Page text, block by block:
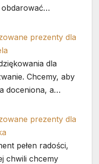
obdarować…
prezenty dla
dla
Chcemy, aby
doceniona, a…
prezenty dla
pełen radości,
chwili chcemy